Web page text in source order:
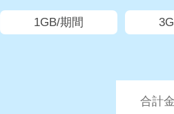
1GB/期間
合計